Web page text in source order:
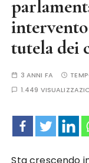
tutela dei
3 ANNI FA
1.449